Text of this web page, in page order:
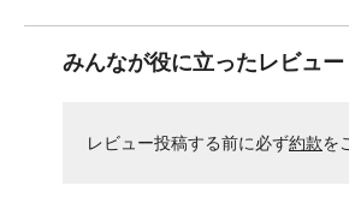
みんなが役に立ったレビュー
レビュー投稿する前に必ず約款を